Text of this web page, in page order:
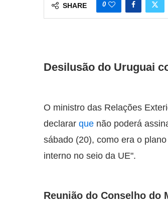
SHARE 0
Desilusão do Uruguai
O ministro das Relações
declarar que não poderá
sábado (20), como era o
interno no seio da UE".
Reunião do Conselho do